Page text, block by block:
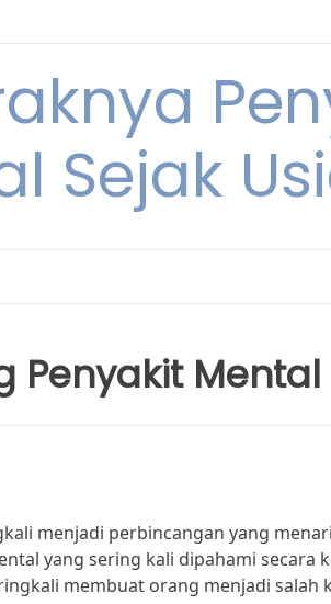
Sejak
Mental
menjadi perbincangan yang
yang sering kali dipahami secara
membuat orang menjadi salah